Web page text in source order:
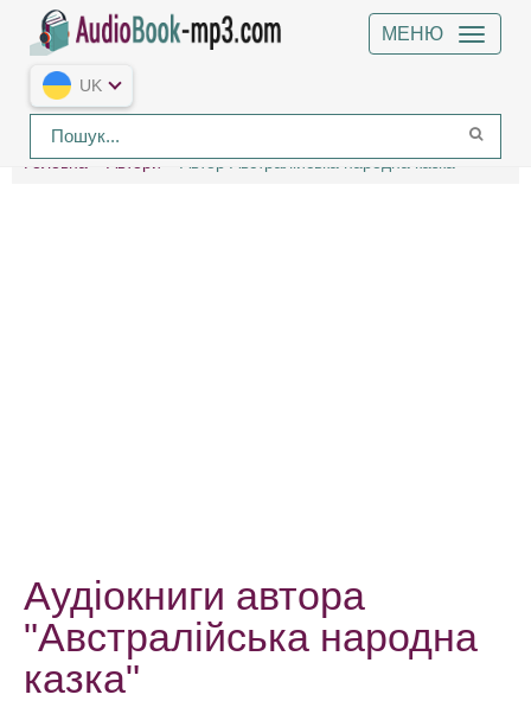
МЕНЮ
UK
Головна Автори Автор Австралійська народна казка
Аудіокниги автора
"Австралійська народна
казка"